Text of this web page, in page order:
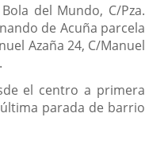
del Mundo, C/Pza.
de Acuña parcela
Azaña 24, C/Manuel
el centro a primera
parada de barrio